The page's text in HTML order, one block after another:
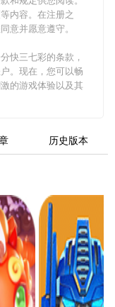
内容。在注册之
意并愿意遵守。
快三七彩的条款，
。现在，您可以畅
的游戏体验以及其
历史版本